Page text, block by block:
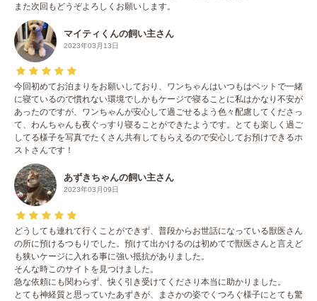
また次回もどうぞよろしくお願いします。
マイティくんの飼い主さん
2023年03月13日
今回初めてお泊まりをお願いしており、ワンちゃんはいつもはベットで一緒
に寝ているので慣れない環境でしかもケージで寝ることに私はかなり不安が
あったのですが、ワンちゃんが安心して過ごせるよう色々配慮してくださっ
て、わんちゃんも夜ぐっすり寝ることができたようです。とても楽しく過ご
してる様子を写真でたくさん共有してもらえるので安心してお預けできるホ
ストさんです！
あずきちゃんの飼い主さん
2023年03月09日
どうしても連れて行くことができず、普段からお世話になっている獣医さん
の所に預けるつもりでした。預けて出かけるのは初めてで獣医さんと言えど
も狭いケージに入れる事に強い抵抗がありました。
そんな時このサイトを見つけました。
急な依頼にも関わらず、快く引き受けてくださり本当に助かりました。
とても神経質と思っていたあずきが、まさかの姿でくつろぐ様子にとても驚